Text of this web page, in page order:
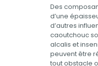
Des
d’une
d’autres
caoutchouc
alcalis et
peuvent être
tout obstacle